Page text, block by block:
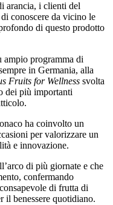
arancia, i clienti del
conoscere da vicino le
di questo prodotto
ampio programma di
in Germania, alla
Fruits for Wellness svolta
dei più importanti
ha coinvolto un
per valorizzare un
e innovazione.
di più giornate e che
confermando
di frutta di
il benessere quotidiano.